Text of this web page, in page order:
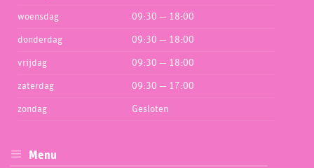
woensdag 09:30 — 18:00
donderdag 09:30 — 18:00
vrijdag 09:30 — 18:00
zaterdag 09:30 — 17:00
zondag Gesloten
Menu